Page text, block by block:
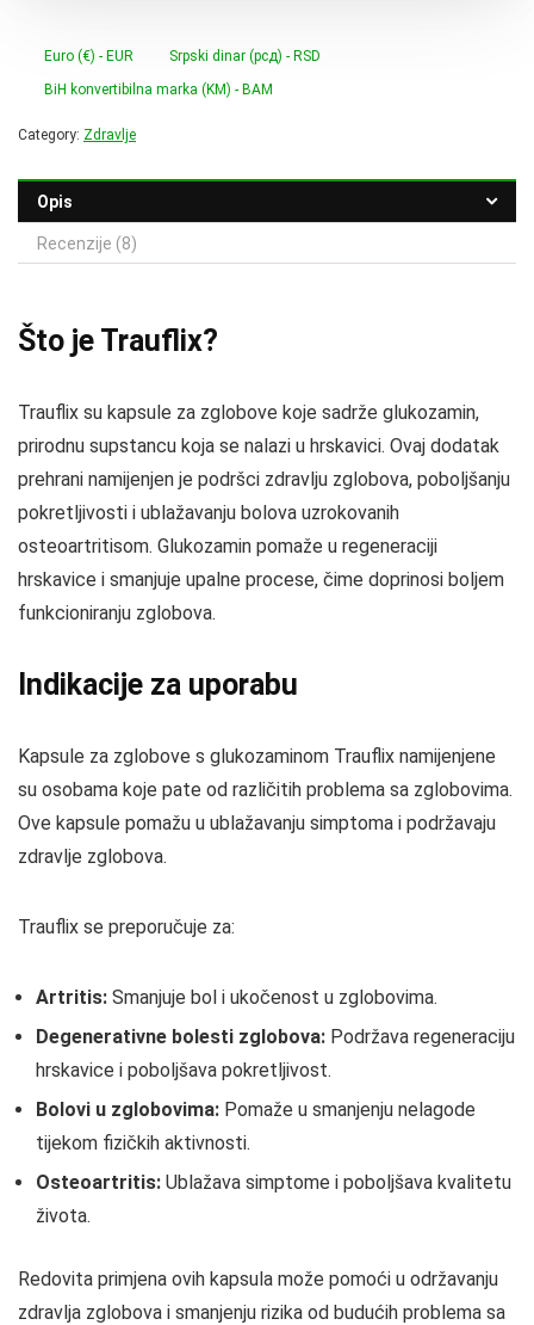
Euro (€) - EUR
Srpski dinar (рсд) - RSD
BiH konvertibilna marka (KM) - BAM
Category: Zdravlje
Opis
Recenzije (8)
Što je Trauflix?
Trauflix su kapsule za zglobove koje sadrže glukozamin,
prirodnu supstancu koja se nalazi u hrskavici. Ovaj dodatak
prehrani namijenjen je podršci zdravlju zglobova, poboljšanju
pokretljivosti i ublažavanju bolova uzrokovanih
osteoartritisom. Glukozamin pomaže u regeneraciji
hrskavice i smanjuje upalne procese, čime doprinosi boljem
funkcioniranju zglobova.
Indikacije za uporabu
Kapsule za zglobove s glukozaminom Trauflix namijenjene
su osobama koje pate od različitih problema sa zglobovima.
Ove kapsule pomažu u ublažavanju simptoma i podržavaju
zdravlje zglobova.
Trauflix se preporučuje za:
Artritis: Smanjuje bol i ukočenost u zglobovima.
Degenerativne bolesti zglobova: Podržava regeneraciju
hrskavice i poboljšava pokretljivost.
Bolovi u zglobovima: Pomaže u smanjenju nelagode
tijekom fizičkih aktivnosti.
Osteoartritis: Ublažava simptome i poboljšava kvalitetu
života.
Redovita primjena ovih kapsula može pomoći u održavanju
zdravlja zglobova i smanjenju rizika od budućih problema sa